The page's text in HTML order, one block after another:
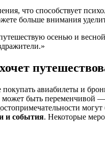
что способствует
больше внимания
осенью и
покупать авиабилеты и
может быть переменчивой
и события. Некоторые